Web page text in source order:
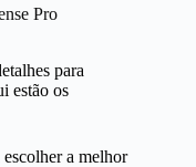
Pro
para
estão os
a melhor